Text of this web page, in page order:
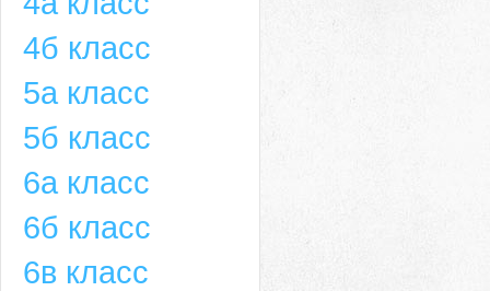
4б класс
5а класс
5б класс
6а класс
6б класс
6в класс